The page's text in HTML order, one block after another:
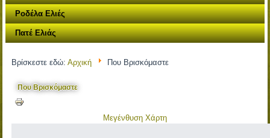
Ροδέλα Ελιές
Πατέ Ελιάς
Βρίσκεστε εδώ:Αρχική Που Βρισκόμαστε
Που Βρισκόμαστε
Μεγένθυση Χάρτη